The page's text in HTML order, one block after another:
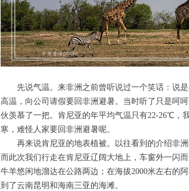
先说气温。来非洲之前曾听说过一个笑话：说是
高温，向公司请假要回非洲避暑。当时听了只是呵
伙羡慕了一把。肯尼亚的年平均气温只有22-26℃，
寒，难怪人家要回非洲避暑呢。
再来说肯尼亚的地表植被。以往看到的介绍非洲
而此次我们行走在肯尼亚辽阔大地上，车窗外一闪
牛羊悠闲地溜达在公路两边；在海拔2000米左右的
到了云南昆明和海南三亚的海滩。